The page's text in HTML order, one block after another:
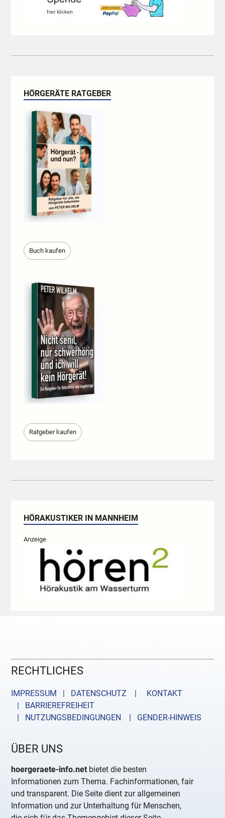
HÖRGERÄTE RATGEBER
Buch kaufen
Ratgeber kaufen
HÖRAKUSTIKER IN MANNHEIM
Anzeige
RECHTLICHES
IMPRESSUM | DATENSCHUTZ |
KONTAKT
| BARRIEREFREIHEIT
| NUTZUNGSBEDINGUNGEN
| GENDER-HINWEIS
ÜBER UNS
hoergeraete-info.net bietet die besten
Informationen zum Thema. Fachinformationen, fair
und transparent. Die Seite dient zur allgemeinen
Information und zur Unterhaltung für Menschen,